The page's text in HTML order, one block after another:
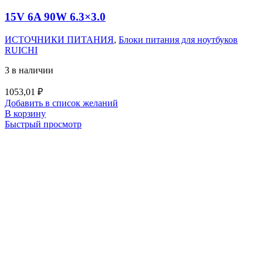
15V 6A 90W 6.3×3.0
ИСТОЧНИКИ ПИТАНИЯ, Блоки питания для ноутбуков
RUICHI
3 в наличии
1053,01 ₽
Добавить в список желаний
В корзину
Быстрый просмотр